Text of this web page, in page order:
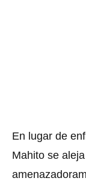
En lugar de
Mahito se